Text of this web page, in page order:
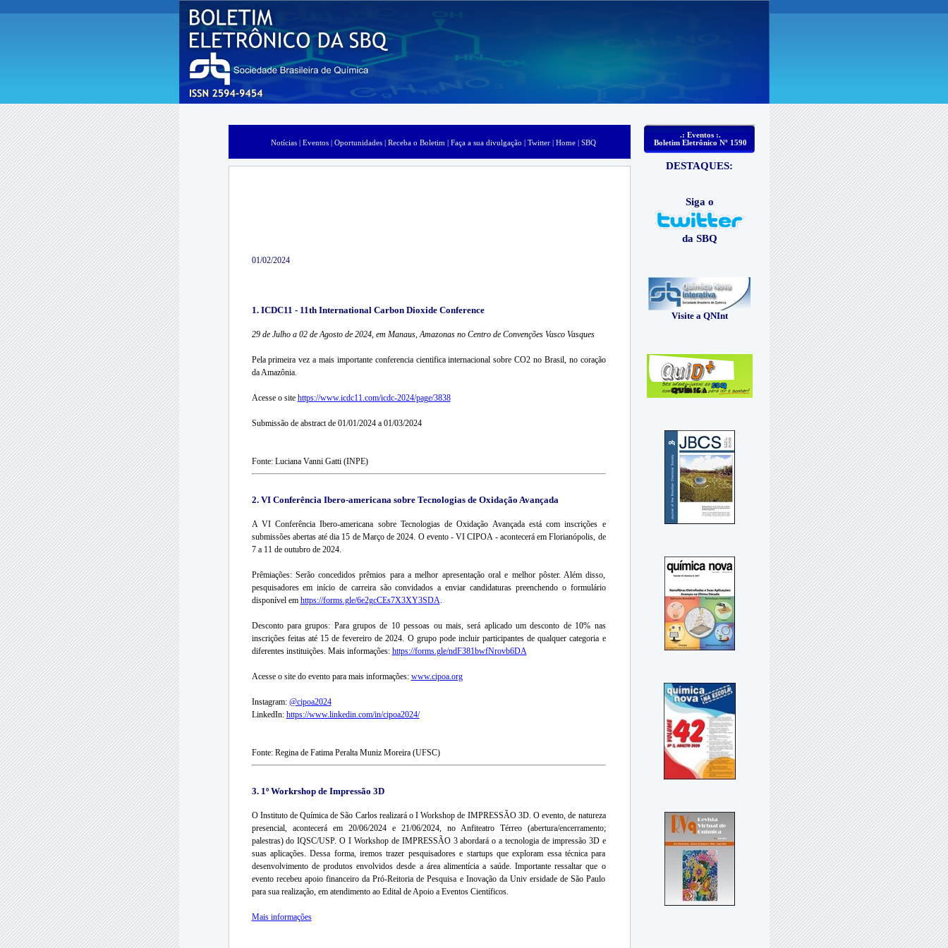
.: Eventos :.
Boletim Eletrônico Nº 1590
DESTAQUES:
Siga o
da SBQ
Visite a QNInt
Notícias | Eventos | Oportunidades | Receba o Boletim | Faça a sua divulgação | Twitter | Home | SBQ
01/02/2024
1.ICDC11 - 11th International Carbon Dioxide Conference
29 de Julho a 02 de Agosto de 2024, em Manaus, Amazonas no Centro de Convenções Vasco Vasques
Pela primeira vez a mais importante conferencia cientifica internacional sobre CO2 no Brasil, no coração
da Amazônia.
Acesse o site https://www.icdc11.com/icdc-2024/page/3838
Submissão de abstract de 01/01/2024 a 01/03/2024
Fonte: Luciana Vanni Gatti (INPE)
2.VI Conferência Ibero-americana sobre Tecnologias de Oxidação Avançada
A VI Conferência Ibero-americana sobre Tecnologias de Oxidação Avançada está com inscrições e
submissões abertas até dia 15 de Março de 2024. O evento - VI CIPOA - acontecerá em Florianópolis, de
7 a 11 de outubro de 2024.
Prêmiações: Serão concedidos prêmios para a melhor apresentação oral e melhor pôster. Além disso,
pesquisadores em início de carreira são convidados a enviar candidaturas preenchendo o formulário
disponível em https://forms.gle/6e2gcCEs7X3XY3SDA.
Desconto para grupos: Para grupos de 10 pessoas ou mais, será aplicado um desconto de 10% nas
inscrições feitas até 15 de fevereiro de 2024. O grupo pode incluir participantes de qualquer categoria e
diferentes instituições. Mais informações: https://forms.gle/ndF381bwfNrovb6DA
Acesse o site do evento para mais informações: www.cipoa.org
Instagram: @cipoa2024
LinkedIn: https://www.linkedin.com/in/cipoa2024/
Fonte: Regina de Fatima Peralta Muniz Moreira (UFSC)
3.1º Workrshop de Impressão 3D
O Instituto de Química de São Carlos realizará o I Workshop de IMPRESSÃO 3D. O evento, de natureza
presencial, acontecerá em 20/06/2024 e 21/06/2024, no Anfiteatro Térreo (abertura/encerramento;
palestras) do IQSC/USP. O I Workshop de IMPRESSÃO 3 abordará o a tecnologia de impressão 3D e
suas aplicações. Dessa forma, iremos trazer pesquisadores e startups que exploram essa técnica para
desenvolvimento de produtos envolvidos desde a área alimentícia a saúde. Importante ressaltar que o
evento recebeu apoio financeiro da Pró-Reitoria de Pesquisa e Inovação da Univ ersidade de São Paulo
para sua realização, em atendimento ao Edital de Apoio a Eventos Científicos.
Mais informações